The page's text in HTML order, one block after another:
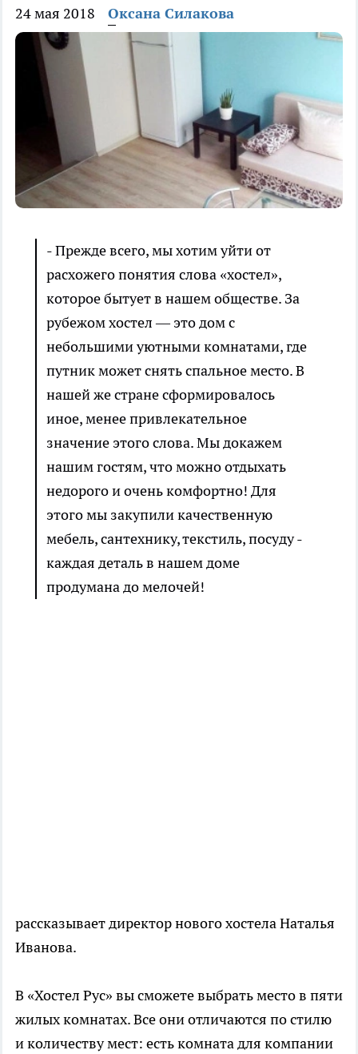
24 мая 2018 Оксана Силакова
- Прежде всего, мы хотим уйти от
расхожего понятия слова «хостел»,
которое бытует в нашем обществе. За
рубежом хостел — это дом с
небольшими уютными комнатами, где
путник может снять спальное место. В
нашей же стране сформировалось
иное, менее привлекательное
значение этого слова. Мы докажем
нашим гостям, что можно отдыхать
недорого и очень комфортно! Для
этого мы закупили качественную
мебель, сантехнику, текстиль, посуду -
каждая деталь в нашем доме
продумана до мелочей!
рассказывает директор нового хостела Наталья
Иванова.
В «Хостел Рус» вы сможете выбрать место в пяти
жилых комнатах. Все они отличаются по стилю
и количеству мест: есть комната для компании